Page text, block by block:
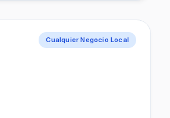
Cualquier Negocio Local